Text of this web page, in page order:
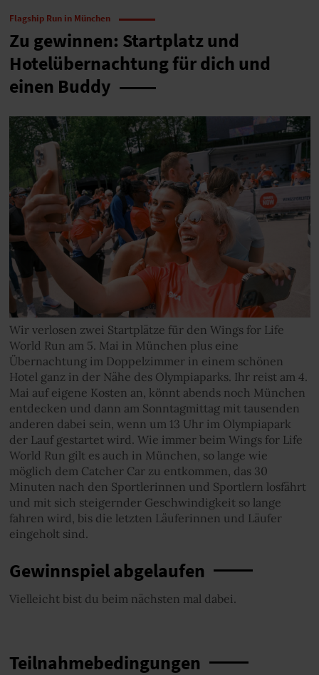
Flagship Run in München
Zu gewinnen: Startplatz und
Hotelübernachtung für dich und
einen Buddy
Wir verlosen zwei Startplätze für den Wings for Life
World Run am 5. Mai in München plus eine
Übernachtung im Doppelzimmer in einem schönen
Hotel ganz in der Nähe des Olympiaparks. Ihr reist am 4.
Mai auf eigene Kosten an, könnt abends noch München
entdecken und dann am Sonntagmittag mit tausenden
anderen dabei sein, wenn um 13 Uhr im Olympiapark
der Lauf gestartet wird. Wie immer beim Wings for Life
World Run gilt es auch in München, so lange wie
möglich dem Catcher Car zu entkommen, das 30
Minuten nach den Sportlerinnen und Sportlern losfährt
und mit sich steigernder Geschwindigkeit so lange
fahren wird, bis die letzten Läuferinnen und Läufer
eingeholt sind.
Gewinnspiel abgelaufen
Vielleicht bist du beim nächsten mal dabei.
Teilnahmebedingungen